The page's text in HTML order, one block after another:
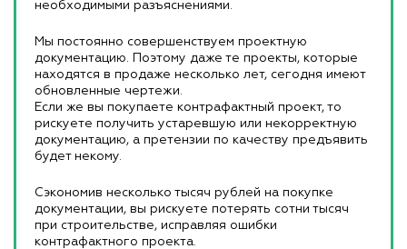
необходимыми разъяснениями.
Мы постоянно совершенствуем проектную
документацию. Поэтому даже те проекты, которые
находятся в продаже несколько лет, сегодня имеют
обновленные чертежи.
Если же вы покупаете контрафактный проект, то
рискуете получить устаревшую или некорректную
документацию, а претензии по качеству предъявить
будет некому.
Сэкономив несколько тысяч рублей на покупке
документации, вы рискуете потерять сотни тысяч
при строительстве, исправляя ошибки
контрафактного проекта.